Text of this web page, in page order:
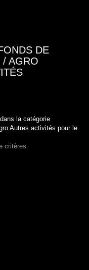
DE
/ AGRO
la catégorie
Autres activités pour le
critères.